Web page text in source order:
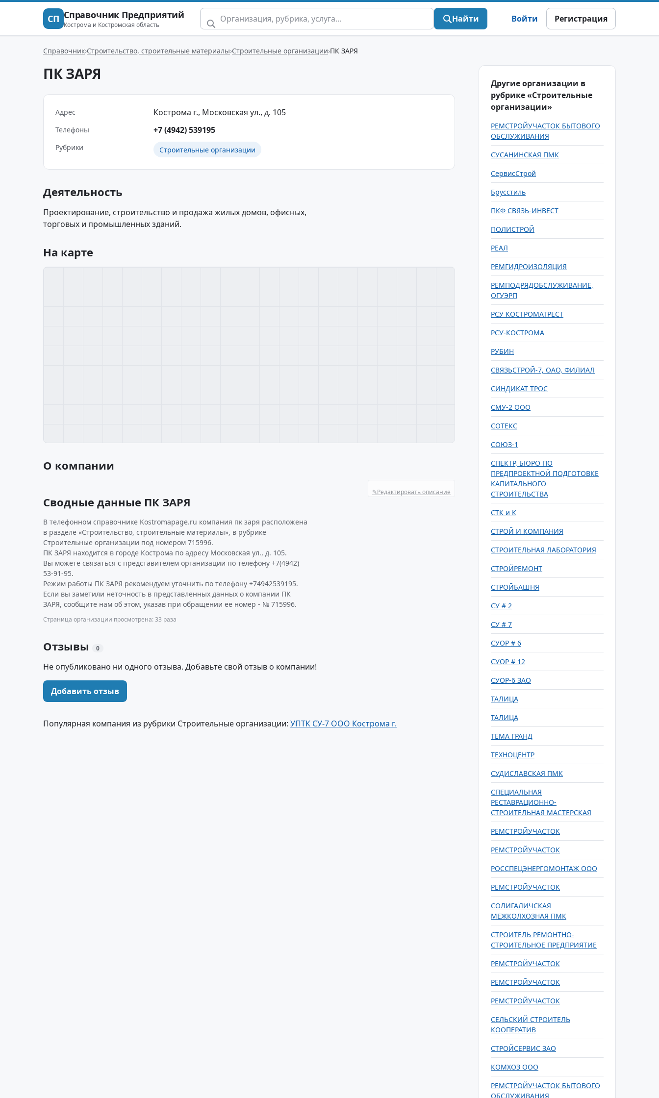
СП Справочник Предприятий
Кострома и Костромская область
Найти Войти Регистрация
Справочник Строительство, строительные материалы Строительные организации ПК ЗАРЯ
ПК ЗАРЯ
Адрес Кострома г., Московская ул., д. 105
Телефоны +7 (4942) 539195
Рубрики Строительные организации
Деятельность
Проектирование, строительство и продажа жилых домов, офисных,
торговых и промышленных зданий.
На карте
О компании
✎Редактировать описание
Сводные данные ПК ЗАРЯ
В телефонном справочнике Kostromapage.ru компания пк заря расположена
в разделе «Строительство, строительные материалы», в рубрике
Строительные организации под номером 715996.
ПК ЗАРЯ находится в городе Кострома по адресу Московская ул., д. 105.
Вы можете связаться с представителем организации по телефону +7(4942)
53-91-95.
Режим работы ПК ЗАРЯ рекомендуем уточнить по телефону +74942539195.
Если вы заметили неточность в представленных данных о компании ПК
ЗАРЯ, сообщите нам об этом, указав при обращении ее номер - № 715996.
Страница организации просмотрена: 33 раза
Отзывы 0
Не опубликовано ни одного отзыва. Добавьте свой отзыв о компании!
Добавить отзыв
Популярная компания из рубрики Строительные организации: УПТК СУ-7 ООО Кострома г.
Другие организации в
рубрике «Строительные
организации»
РЕМСТРОЙУЧАСТОК БЫТОВОГО
ОБСЛУЖИВАНИЯ
СУСАНИНСКАЯ ПМК
СервисСтрой
Брусстиль
ПКФ СВЯЗЬ-ИНВЕСТ
ПОЛИСТРОЙ
РЕАЛ
РЕМГИДРОИЗОЛЯЦИЯ
РЕМПОДРЯДОБСЛУЖИВАНИЕ,
ОГУЭРП
РСУ КОСТРОМАТРЕСТ
РСУ-КОСТРОМА
РУБИН
СВЯЗЬСТРОЙ-7, ОАО, ФИЛИАЛ
СИНДИКАТ ТРОС
СМУ-2 ООО
СОТЕКС
СОЮЗ-1
СПЕКТР, БЮРО ПО
ПРЕДПРОЕКТНОЙ ПОДГОТОВКЕ
КАПИТАЛЬНОГО
СТРОИТЕЛЬСТВА
СТК и К
СТРОЙ И КОМПАНИЯ
СТРОИТЕЛЬНАЯ ЛАБОРАТОРИЯ
СТРОЙРЕМОНТ
СТРОЙБАШНЯ
СУ # 2
СУ # 7
СУОР # 6
СУОР # 12
СУОР-6 ЗАО
ТАЛИЦА
ТАЛИЦА
ТЕМА ГРАНД
ТЕХНОЦЕНТР
СУДИСЛАВСКАЯ ПМК
СПЕЦИАЛЬНАЯ
РЕСТАВРАЦИОННО-
СТРОИТЕЛЬНАЯ МАСТЕРСКАЯ
РЕМСТРОЙУЧАСТОК
РЕМСТРОЙУЧАСТОК
РОССПЕЦЭНЕРГОМОНТАЖ ООО
РЕМСТРОЙУЧАСТОК
СОЛИГАЛИЧСКАЯ
МЕЖКОЛХОЗНАЯ ПМК
СТРОИТЕЛЬ РЕМОНТНО-
СТРОИТЕЛЬНОЕ ПРЕДПРИЯТИЕ
РЕМСТРОЙУЧАСТОК
РЕМСТРОЙУЧАСТОК
РЕМСТРОЙУЧАСТОК
СЕЛЬСКИЙ СТРОИТЕЛЬ
КООПЕРАТИВ
СТРОЙСЕРВИС ЗАО
КОМХОЗ ООО
РЕМСТРОЙУЧАСТОК БЫТОВОГО
ОБСЛУЖИВАНИЯ